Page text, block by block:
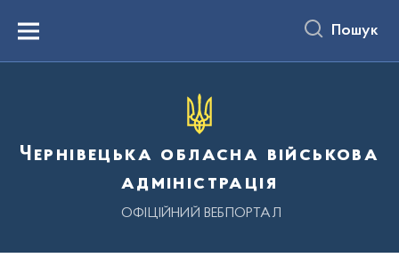
вмістуMenu Пошук
Чернівецька обласна військова
адміністрація
ОФІЦІЙНИЙ ВЕБПОРТАЛ